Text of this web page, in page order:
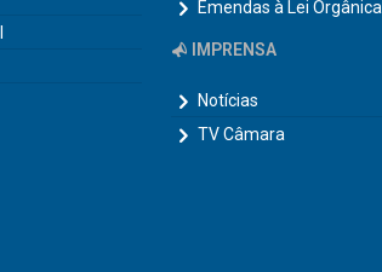
Emendas à Lei Orgânica
IMPRENSA
Notícias
TV Câmara